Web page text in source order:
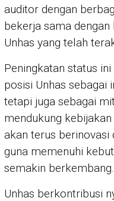
auditor dengan
bekerja sama
Unhas yang telah
Peningkatan status
posisi Unhas sebagai
tetapi juga sebagai
mendukung
akan terus berinovasi
guna memenuhi
semakin berkembang.
Unhas berkontribusi